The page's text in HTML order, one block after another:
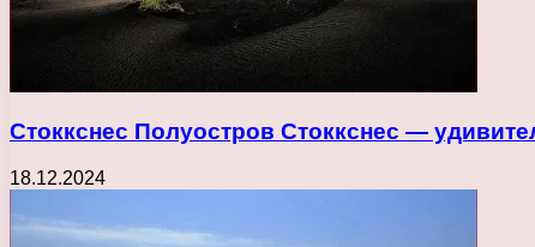
Стоккснес Полуостров Стоккснес —
18.12.2024